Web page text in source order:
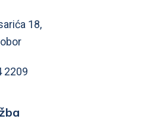
18,
2209